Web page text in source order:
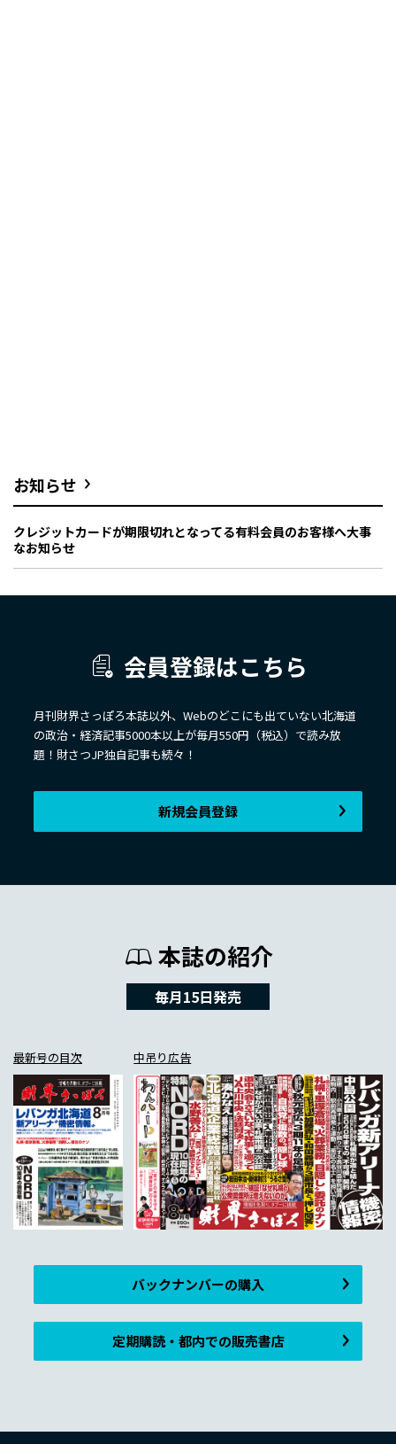
お知らせ
クレジットカードが期限切れとなってる有料会員のお客様へ大事
なお知らせ
会員登録はこちら
月刊財界さっぽろ本誌以外、Webのどこにも出ていない北海道
の政治・経済記事5000本以上が毎月550円（税込）で読み放
題！財さつJP独自記事も続々！
新規会員登録
本誌の紹介
毎月15日発売
最新号の目次 中吊り広告
バックナンバーの購入
定期購読・都内での販売書店